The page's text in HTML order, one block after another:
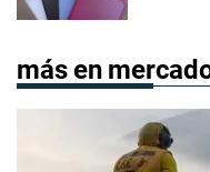
más en